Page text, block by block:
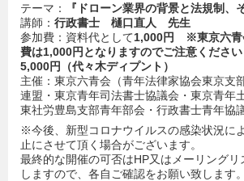
テーマ：
『ドローン業界の背景と法規制、
講師： 行政書士 樋口直人 先生
参加費：資料代として1,000円
※東京六青
費は1,000円となりますのでご注意くださ
5,000円（代々木ディプント）
主催：東京六青会（青年法律家協会東京支
連盟・東京青年司法書士協議会・東京青年
東社労豊島支部青年部会・行政書士青年協議
※今後、新型コロナウイルスの感染状況に
止にさせて頂く場合がございます。
最終的な開催の可否はHP又はメーリング
しますので、各自ご確認をお願い致します。